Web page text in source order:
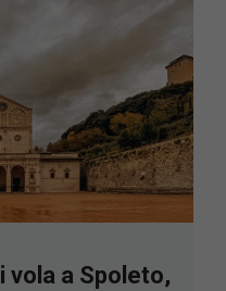
vola a Spoleto,